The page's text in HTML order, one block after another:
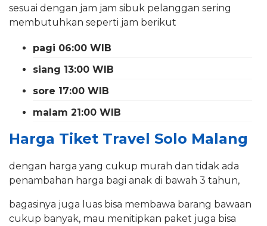
sesuai dengan jam jam sibuk pelanggan sering
membutuhkan seperti jam berikut
pagi 06:00 WIB
siang 13:00 WIB
sore 17:00 WIB
malam 21:00 WIB
Harga Tiket Travel Solo Malang
dengan harga yang cukup murah dan tidak ada
penambahan harga bagi anak di bawah 3 tahun,
bagasinya juga luas bisa membawa barang bawaan
cukup banyak, mau menitipkan paket juga bisa